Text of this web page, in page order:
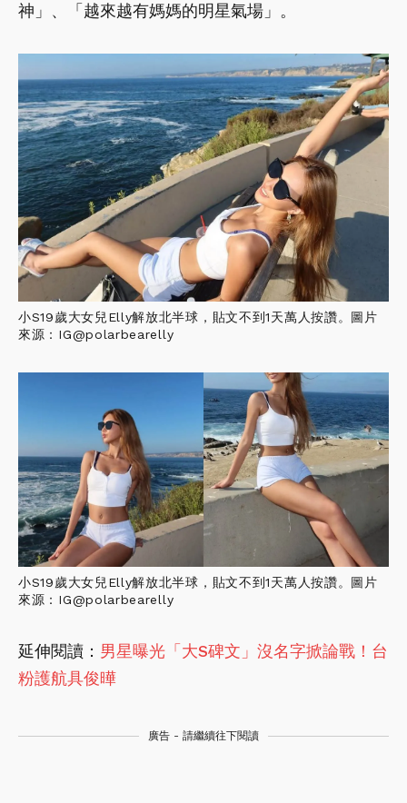
神」、「越來越有媽媽的明星氣場」。
小S19歲大女兒Elly解放北半球，貼文不到1天萬人按讚。圖片
來源：IG@polarbearelly
小S19歲大女兒Elly解放北半球，貼文不到1天萬人按讚。圖片
來源：IG@polarbearelly
延伸閱讀： 男星曝光「大S碑文」沒名字掀論戰！台
粉護航具俊曄
廣告 - 請繼續往下閱讀